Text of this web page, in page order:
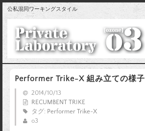
公私混同ワーキングスタイル
Performer Trike-X 組み立ての様子
2014/10/13
RECUMBENT TRIKE
タグ: Performer Trike-X
o3